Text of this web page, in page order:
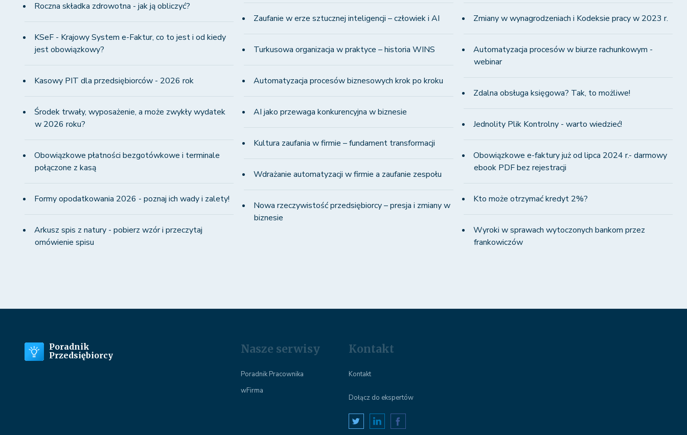
Roczna składka zdrowotna - jak ją obliczyć?
KSeF - Krajowy System e-Faktur, co to jest i od kiedy
jest obowiązkowy?
Kasowy PIT dla przedsiębiorców - 2026 rok
Środek trwały, wyposażenie, a może zwykły wydatek
w 2026 roku?
Obowiązkowe płatności bezgotówkowe i terminale
połączone z kasą
Formy opodatkowania 2026 - poznaj ich wady i zalety!
Arkusz spis z natury - pobierz wzór i przeczytaj
omówienie spisu
Zaufanie w erze sztucznej inteligencji – człowiek i AI
Turkusowa organizacja w praktyce – historia WINS
Automatyzacja procesów biznesowych krok po kroku
AI jako przewaga konkurencyjna w biznesie
Kultura zaufania w firmie – fundament transformacji
Wdrażanie automatyzacji w firmie a zaufanie zespołu
Nowa rzeczywistość przedsiębiorcy – presja i zmiany w
biznesie
Zmiany w wynagrodzeniach i Kodeksie pracy w 2023 r.
Automatyzacja procesów w biurze rachunkowym -
webinar
Zdalna obsługa księgowa? Tak, to możliwe!
Jednolity Plik Kontrolny - warto wiedzieć!
Obowiązkowe e-faktury już od lipca 2024 r.- darmowy
ebook PDF bez rejestracji
Kto może otrzymać kredyt 2%?
Wyroki w sprawach wytoczonych bankom przez
frankowiczów
Poradnik
Przedsiębiorcy
Nasze serwisy
Poradnik Pracownika
wFirma
Kontakt
Kontakt
Dołącz do ekspertów